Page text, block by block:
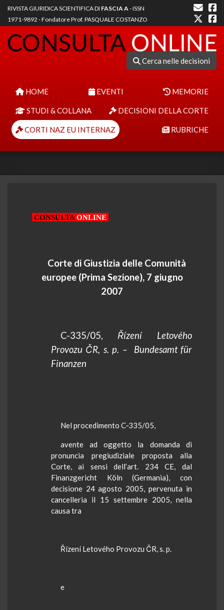
RIVISTA GIURIDICA SCIENTIFICA DI FASCIA A- ISSN
1971-9892 - Fondatore Prof. PASQUALE COSTANZO
Cerca nelle decisioni
HOME EVENTI MEMORIE
STUDI & COLLANA DECISIONI DELLA CORTE
CORTI NAZ EU INTERNAZ RUBRICHE
CONSULTA ONLINE
Corte di Giustizia delle Comunità
europee (Prima Sezione), 7 giugno
2007
C-335/05, Řízení
Letového
Provozu ČR, s. p. – Bundesamt für
Finanzen
Nel procedimento C‑335/05,
aventead oggetto la domanda di
pronuncia pregiudiziale proposta alla
Corte, ai sensi dell’art. 234 CE, dal
Finanzgericht
Köln (Germania), con
decisione 24 agosto 2005, pervenuta in
cancelleria il 15 settembre 2005, nella
causa tra
Řízení Letového Provozu ČR, s. p.
e